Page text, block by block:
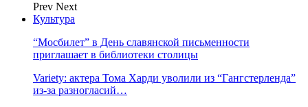
Prev Next
Культура
“Мосбилет” в День славянской письменности
приглашает в библиотеки столицы
Variety: актера Тома Харди уволили из “Гангстерленда”
из-за разногласий…